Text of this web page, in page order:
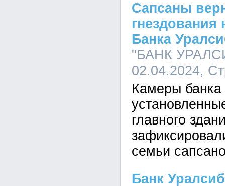
Сапсаны
Банка
"БАНК
02.04.2024,
Камеры
главного
семьи
Банк